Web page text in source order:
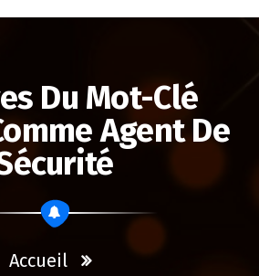
Du Mot-Clé
Agent De
Accueil